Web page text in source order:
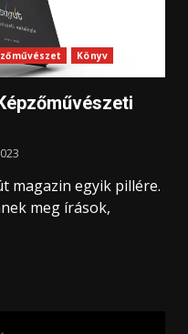
Könyv
magazin egyik pillére.
meg írások,